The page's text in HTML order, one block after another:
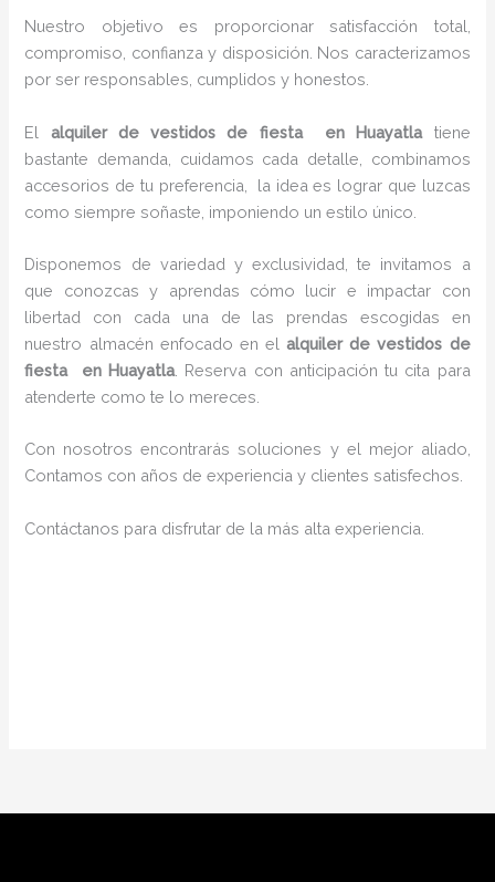
Nuestro objetivo es proporcionar satisfacción total,
compromiso, confianza y disposición. Nos caracterizamos
por ser responsables, cumplidos y honestos.
El alquiler de vestidos de fiesta en Huayatla tiene
bastante demanda, cuidamos cada detalle, combinamos
accesorios de tu preferencia, la idea es lograr que luzcas
como siempre soñaste, imponiendo un estilo único.
Disponemos de variedad y exclusividad, te invitamos a
que conozcas y aprendas cómo lucir e impactar con
libertad con cada una de las prendas escogidas en
nuestro almacén enfocado en elalquiler de vestidos de
fiesta en Huayatla. Reserva con anticipación tu cita para
atenderte como te lo mereces.
Con nosotros encontrarás soluciones y el mejor aliado,
Contamos con años de experiencia y clientes satisfechos.
Contáctanos para disfrutar de la más alta experiencia.